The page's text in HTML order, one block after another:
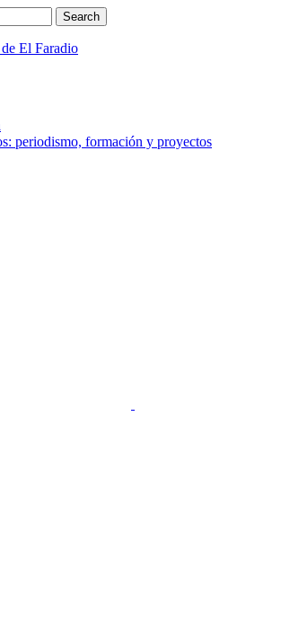
El Faradio
periodismo, formación y proyectos